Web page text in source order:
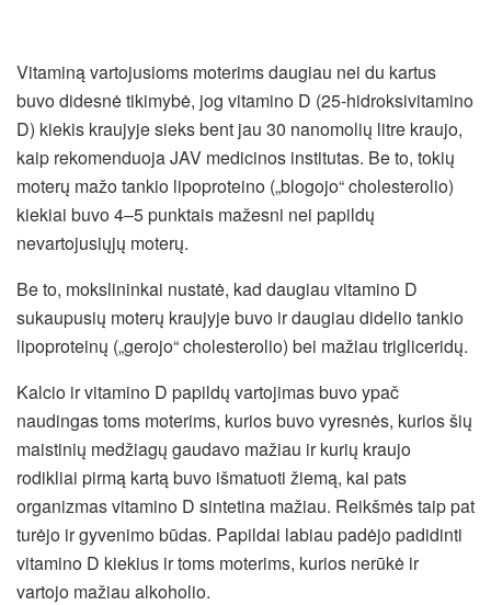
Vitaminą vartojusioms moterims daugiau nei du kartus
buvo didesnė tikimybė, jog vitamino D (25-hidroksivitamino
D) kiekis kraujyje sieks bent jau 30 nanomolių litre kraujo,
kaip rekomenduoja JAV medicinos institutas. Be to, tokių
moterų mažo tankio lipoproteino („blogojo“ cholesterolio)
kiekiai buvo 4–5 punktais mažesni nei papildų
nevartojusiųjų moterų.
Be to, mokslininkai nustatė, kad daugiau vitamino D
sukaupusių moterų kraujyje buvo ir daugiau didelio tankio
lipoproteinų („gerojo“ cholesterolio) bei mažiau trigliceridų.
Kalcio ir vitamino D papildų vartojimas buvo ypač
naudingas toms moterims, kurios buvo vyresnės, kurios šių
maistinių medžiagų gaudavo mažiau ir kurių kraujo
rodikliai pirmą kartą buvo išmatuoti žiemą, kai pats
organizmas vitamino D sintetina mažiau. Reikšmės taip pat
turėjo ir gyvenimo būdas. Papildai labiau padėjo padidinti
vitamino D kiekius ir toms moterims, kurios nerūkė ir
vartojo mažiau alkoholio.